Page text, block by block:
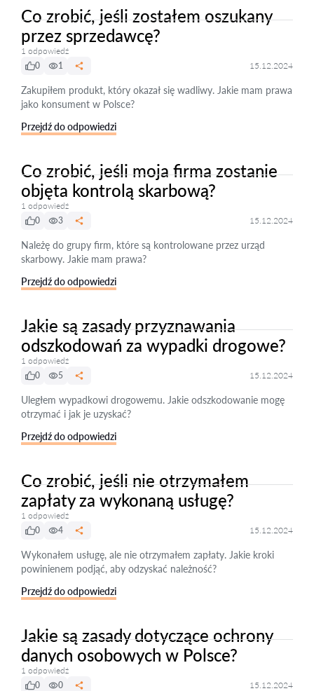
Co zrobić, jeśli zostałem oszukany
przez sprzedawcę?
1 odpowiedź
0
1 15.12.2024
Zakupiłem produkt, który okazał się wadliwy. Jakie mam prawa
jako konsument w Polsce?
Przejdź do odpowiedzi
Co zrobić, jeśli moja firma zostanie
objęta kontrolą skarbową?
1 odpowiedź
0
3 15.12.2024
Należę do grupy firm, które są kontrolowane przez urząd
skarbowy. Jakie mam prawa?
Przejdź do odpowiedzi
Jakie są zasady przyznawania
odszkodowań za wypadki drogowe?
1 odpowiedź
0
5 15.12.2024
Uległem wypadkowi drogowemu. Jakie odszkodowanie mogę
otrzymać i jak je uzyskać?
Przejdź do odpowiedzi
Co zrobić, jeśli nie otrzymałem
zapłaty za wykonaną usługę?
1 odpowiedź
0
4 15.12.2024
Wykonałem usługę, ale nie otrzymałem zapłaty. Jakie kroki
powinienem podjąć, aby odzyskać należność?
Przejdź do odpowiedzi
Jakie są zasady dotyczące ochrony
danych osobowych w Polsce?
1 odpowiedź
0
0 15.12.2024